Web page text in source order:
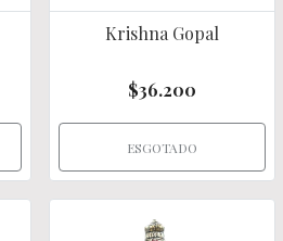
Krishna Gopal
$36.200
ESGOTADO